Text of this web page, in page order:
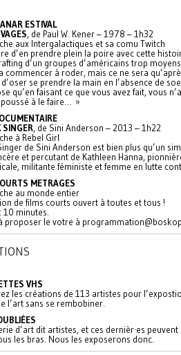
ESTIVAL
, de Paul W. Kener – 1978 – 1h32
aux Intergalactiques et sa comu Twitch
d’en prendre plein la poire avec cette
d’un groupes d’américains trop
commencer à roder, mais ce ne sera
se prendre la main en l’absence de
qu’en faisant ce que vous avez fait, vous
à le faire… »
SINGER, de Sini Anderson – 2013 – 1h22
à Rebel Girl
de Sini Anderson est bien plus qu’un
et percutant de Kathleen Hanna,
militante féministe et femme en lutte
METRAGES
au monde entier
de films courts ouvert à toutes et tous !
10 minutes.
proposer le votre à
VHS
les créations de 113 artistes pour
l’art sans se rembobiner.
d’art dit artistes, et ces dernièr·es
les bras. Nous les exposerons donc.